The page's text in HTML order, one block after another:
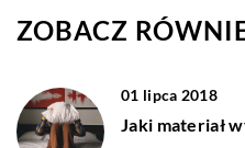
ZOBACZ
01 lipca 2018
Jaki materiał